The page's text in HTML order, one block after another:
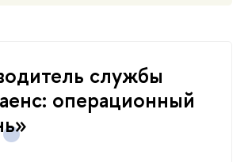
службы
операционный